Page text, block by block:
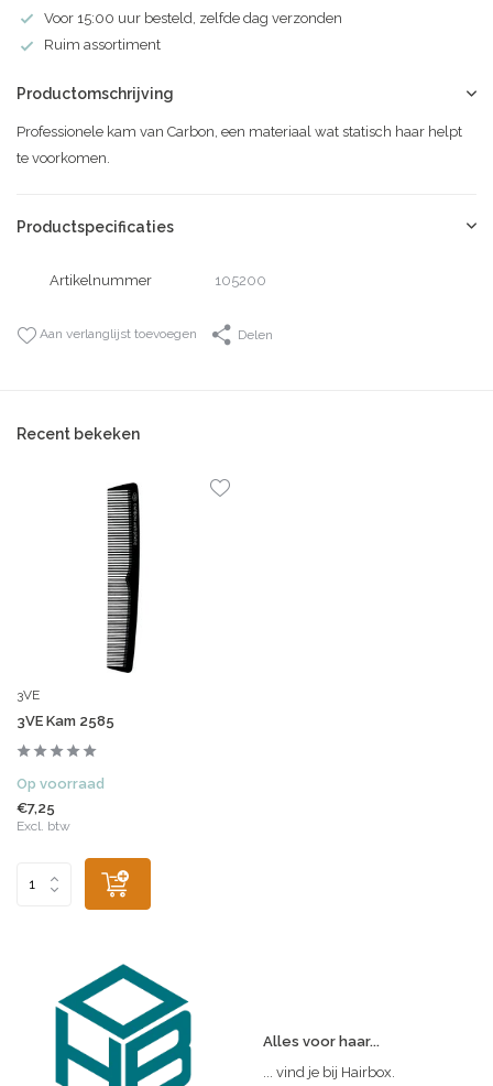
Voor 15:00 uur besteld, zelfde dag verzonden
Ruim assortiment
Productomschrijving
Professionele kam van Carbon, een materiaal wat statisch haar helpt
te voorkomen.
Productspecificaties
Artikelnummer 105200
Aan verlanglijst toevoegen Delen
Recent bekeken
3VE
3VE Kam 2585
Op voorraad
€7,25
Excl. btw
Alles voor haar...
... vind je bij Hairbox.